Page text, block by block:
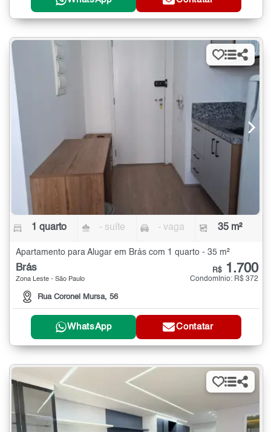
1 quarto - suíte - vaga 35 m²
Apartamento para Alugar em Brás com 1 quarto - 35 m²
Brás
Zona Leste - São Paulo
Rua Coronel Mursa, 56
R$ 1.700
Condomínio: R$ 372
WhatsApp Contatar